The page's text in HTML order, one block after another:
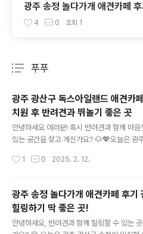
광주 송정 놀다가개 애견카페
힐링하기 딱 좋은 곳!
4 0 조회 1
푸푸
광주 광산구 독스아일랜드 애견카
치원 후 반려견과 뛰놀기 좋은 곳
안녕하세요 여러분! 혹시 반려견과 함께 마음
있는 공간을 찾고 계신가요? 🐶💖오늘은 광
릴게요! 이곳은 넓은 운동장과 쾌적한 실내공
요.저희 반려견 푸푸와 함께 다녀온 생생한 후
터 하나씩 살펴볼까요? 🐕‍🦺💕📋 목차독스아
정보 🏡첫인상 & 시설 살펴보기 🧐뛰기 좋은
🐕주문한 메뉴 & 후기 ☕장점과 아쉬운 점
1 0 2025. 2. 12.
광주 송정 놀다가개 애견카페 후기
힐링하기 딱 좋은 곳!
안녕하세요, 반려견과 함께 힐링할 수 있는